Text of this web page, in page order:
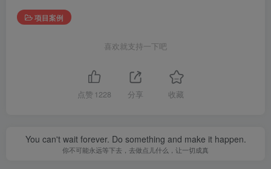
项目案例
喜欢就支持一下吧
点赞 1228 分享 收藏
You can't wait forever. Do something and make it happen.
你不可能永远等下去，去做点儿什么，让一切成真